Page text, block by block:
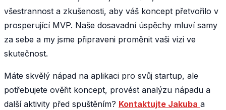
všestrannost a zkušenosti, aby váš koncept přetvořilo v
prosperující MVP. Naše dosavadní úspěchy mluví samy
za sebe a my jsme připraveni proměnit vaši vizi ve
skutečnost.
Máte skvělý nápad na aplikaci pro svůj startup, ale
potřebujete ověřit koncept, provést analýzu nápadu a
další aktivity před spuštěním? Kontaktujte Jakuba a